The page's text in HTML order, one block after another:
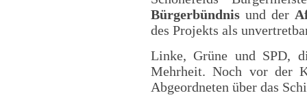
Bürgerbündnis und der
des Projekts als
Linke, Grüne und SPD,
Mehrheit. Noch vor der
Abgeordneten über das